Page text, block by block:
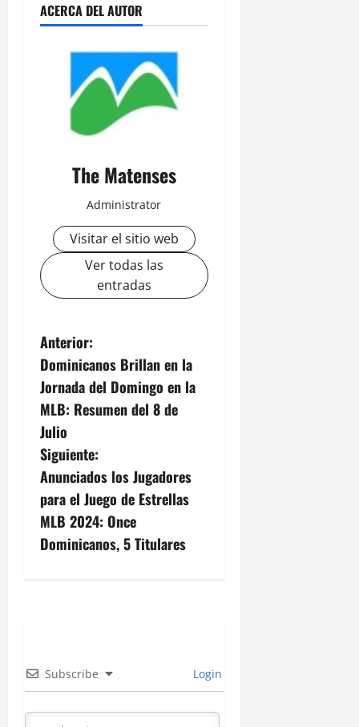
ACERCA DEL AUTOR
The Matenses
Administrator
Visitar el sitio web
Ver todas las
entradas
N
a
v
e
g
a
c
d
e
Anterior:
Dominicanos Brillan en la
Jornada del Domingo en la
MLB: Resumen del 8 de
Julio
Siguiente:
Anunciados los Jugadores
para el Juego de Estrellas
MLB 2024: Once
Dominicanos, 5 Titulares
Subscribe Login